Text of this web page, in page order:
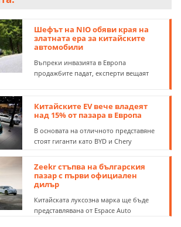
Шефът на NIO обяви края на
златната ера за китайските
автомобили
Въпреки инвазията в Европа
продажбите падат, експерти вещаят
Китайските ЕV вече владеят
над 15% от пазара в Европа
В основата на отличното представяне
стоят гиганти като BYD и Chery
Zeekr стъпва на българския
пазар с първи официален
дилър
Китайската луксозна марка ще бъде
представлявана от Espace Auto